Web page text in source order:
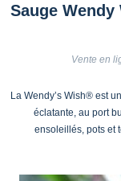
Sauge
Vente en
La Wendy’s Wish® est
éclatante, au port
ensoleillés, pots et